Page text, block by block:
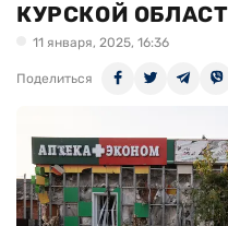
КУРСКОЙ
11 января, 2025, 16:36
Поделиться